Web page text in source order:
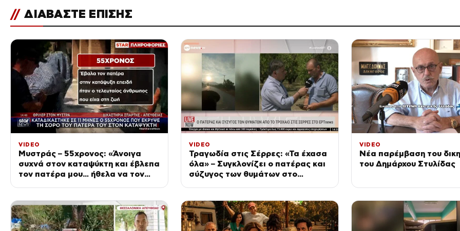
// ΔΙΑΒΑΣΤΕ ΕΠΙΣΗΣ
VIDEO
Μυστράς – 55χρονος: «Άνοιγα
συχνά στον καταψύκτη και έβλεπα
τον πατέρα μου… ήθελα να τον
VIDEO
Τραγωδία στις Σέρρες: «Τα έχασα
όλα» – Συγκλονίζει ο πατέρας και
σύζυγος των θυμάτων στο
VIDEO
Νέα παρέμβαση του
του Δημάρχου Στυλίδας